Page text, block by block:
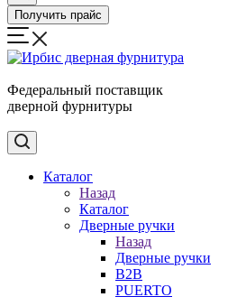
Получить прайс
Федеральный поставщик
дверной фурнитуры
Каталог
Назад
Каталог
Дверные ручки
Назад
Дверные ручки
B2B
PUERTO